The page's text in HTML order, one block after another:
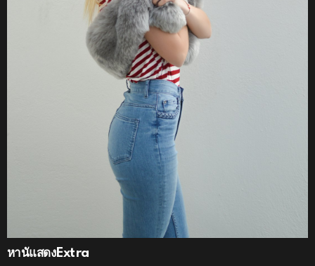
หานัแสดงExtra